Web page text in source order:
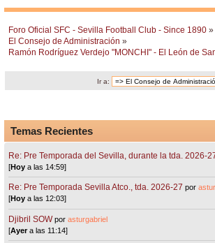
Foro Oficial SFC - Sevilla Football Club - Since 1890 »
El Consejo de Administración »
Ramón Rodríguez Verdejo "MONCHI" - El León de
Ir a:
Temas Recientes
Re: Pre Temporada del Sevilla, durante la tda. 2026-
[Hoy a las 14:59]
Re: Pre Temporada Sevilla Atco., tda. 2026-27 por
[Hoy a las 12:03]
Djibril SOW porasturgabriel
[Ayera las 11:14]